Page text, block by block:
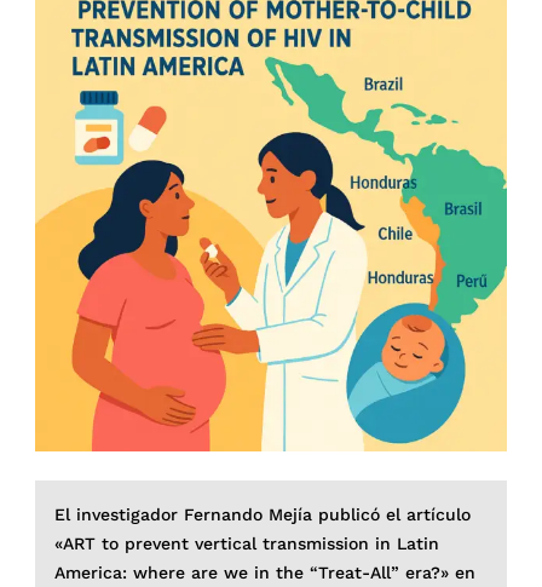
El investigador Fernando Mejía publicó el artículo
«ART to prevent vertical transmission in Latin
America: where are we in the “Treat-All” era?» en